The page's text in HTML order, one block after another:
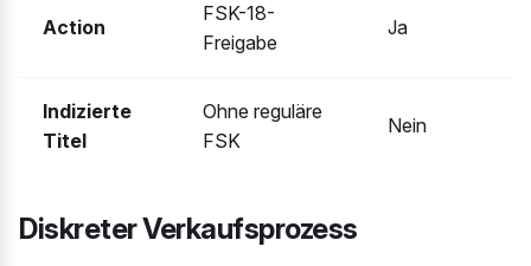
Action
FSK-18-
Freigabe
Ja
Indizierte
Titel
Ohne reguläre
FSK
Nein
Diskreter Verkaufsprozess